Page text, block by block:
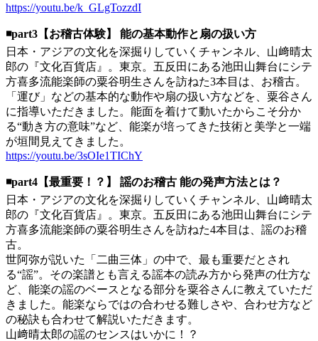
https://youtu.be/k_GLgTozzdI
◾️part3【お稽古体験】 能の基本動作と扇の扱い方
日本・アジアの文化を深掘りしていくチャンネル、山﨑晴太
郎の『文化百貨店』。東京。五反田にある池田山舞台にシテ
方喜多流能楽師の粟谷明生さんを訪ねた3本目は、お稽古。
「運び」などの基本的な動作や扇の扱い方などを、粟谷さん
に指導いただきました。能面を着けて動いたからこそ分か
る“動き方の意味”など、能楽が培ってきた技術と美学と一端
が垣間見えてきました。
https://youtu.be/3sOIe1TIChY
◾️part4【最重要！？】 謡のお稽古 能の発声方法とは？
日本・アジアの文化を深掘りしていくチャンネル、山﨑晴太
郎の『文化百貨店』。東京。五反田にある池田山舞台にシテ
方喜多流能楽師の粟谷明生さんを訪ねた4本目は、謡のお稽
古。
世阿弥が説いた「二曲三体」の中で、最も重要だとされ
る“謡”。その楽譜とも言える謡本の読み方から発声の仕方な
ど、能楽の謡のベースとなる部分を粟谷さんに教えていただ
きました。能楽ならではの合わせる難しさや、合わせ方など
の秘訣も合わせて解説いただきます。
山﨑晴太郎の謡のセンスはいかに！？